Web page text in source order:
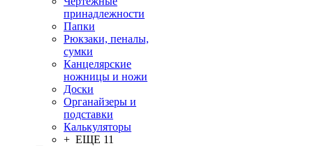
принадлежности
Папки
Рюкзаки, пеналы,
сумки
Канцелярские
ножницы и ножи
Доски
Органайзеры и
подставки
Калькуляторы
+ ЕЩЕ 11